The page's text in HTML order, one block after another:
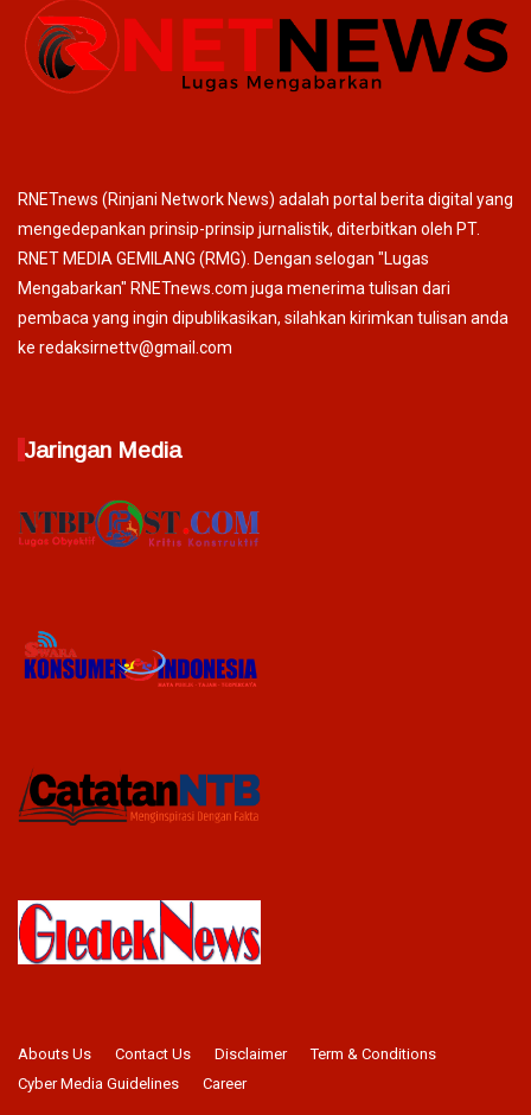
RNETnews (Rinjani Network News) adalah portal berita digital yang
mengedepankan prinsip-prinsip jurnalistik, diterbitkan oleh PT.
RNET MEDIA GEMILANG (RMG). Dengan selogan "Lugas
Mengabarkan" RNETnews.com juga menerima tulisan dari
pembaca yang ingin dipublikasikan, silahkan kirimkan tulisan anda
ke redaksirnettv@gmail.com
Jaringan Media
Abouts Us Contact Us Disclaimer
Term & Conditions
Cyber Media Guidelines
Career